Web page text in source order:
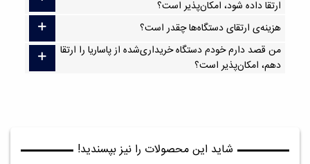
ارتقا داده شود، امکان‌پذیر است؟
هزینه‌ی ارتقای دستگاه‌ها چقدر است؟
من قصد دارم خودم دستگاه خریداری‌شده از پاساریا را ارتقا
دهم، امکان‌پذیر است؟
شاید این محصولات را نیز بپسندید!